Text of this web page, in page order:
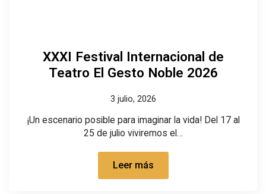
XXXI Festival Internacional de
Teatro El Gesto Noble 2026
3 julio, 2026
¡Un escenario posible para imaginar la vida! Del 17 al
25 de julio viviremos el…
Leer más